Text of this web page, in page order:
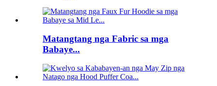
Matangtang nga Fabric sa mga
Babaye...